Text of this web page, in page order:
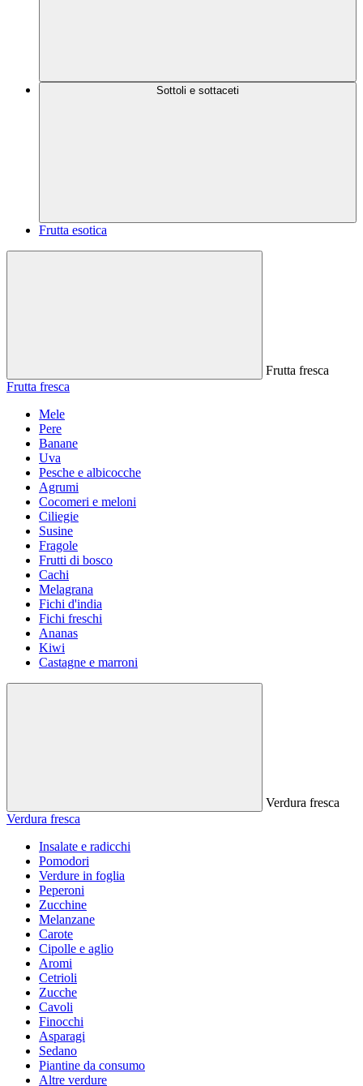
Sottoli e sottaceti
Frutta esotica
Frutta fresca
Frutta fresca
Mele
Pere
Banane
Uva
Pesche e albicocche
Agrumi
Cocomeri e meloni
Ciliegie
Susine
Fragole
Frutti di bosco
Cachi
Melagrana
Fichi d'india
Fichi freschi
Ananas
Kiwi
Castagne e marroni
Verdura fresca
Verdura fresca
Insalate e radicchi
Pomodori
Verdure in foglia
Peperoni
Zucchine
Melanzane
Carote
Cipolle e aglio
Aromi
Cetrioli
Zucche
Cavoli
Finocchi
Asparagi
Sedano
Piantine da consumo
Altre verdure